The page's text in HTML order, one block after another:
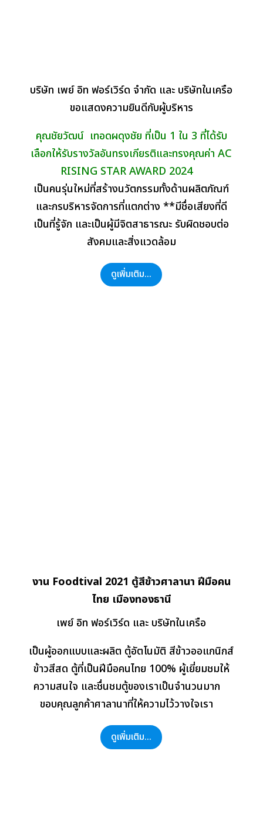
บริษัท เพย์ อิท ฟอร์เวิร์ด จำกัด และ บริษัทในเครือ
ขอแสดงความยินดีกับผู้บริหาร
คุณชัยวัฒน์ เทอดผดุงชัย ที่เป็น 1 ใน 3 ที่ได้รับ
เลือกให้รับรางวัลอันทรงเกียรติและทรงคุณค่าAC
RISING STAR AWARD 2024
เป็นคนรุ่นใหม่ที่สร้างนวัตกรรมทั้งด้านผลิตภัณฑ์
และกรบริหารจัดการที่แตกต่าง **มีชื่อเสียงที่ดี
เป็นที่รู้จัก และเป็นผู้มีจิตสาธารณะ รับผิดชอบต่อ
สังคมและสิ่งแวดล้อม
ดูเพิ่มเติม...
งาน Foodtival 2021 ตู้สีข้าวศาลานา ฝีมือคน
ไทย เมืองทองธานี
เพย์ อิท ฟอร์เวิร์ด และ บริษัทในเครือ
เป็นผู้ออกแบบและผลิต ตู้อัตโนมัติ สีข้าวออแกนิกส์
ข้าวสีสด ตู้ที่เป็นฝีมือคนไทย 100% ผู้เยี่ยมชมให้
ความสนใจ และชื่นชมตู้ของเราเป็นจำนวนมาก
ขอบคุณลูกค้าศาลานาที่ให้ความไว้วางใจเรา
ดูเพิ่มเติม...